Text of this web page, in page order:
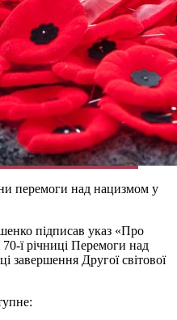
перемоги над нацизмом у
підписав указ «Про
70-ї річниці Перемоги над
завершення Другої світової